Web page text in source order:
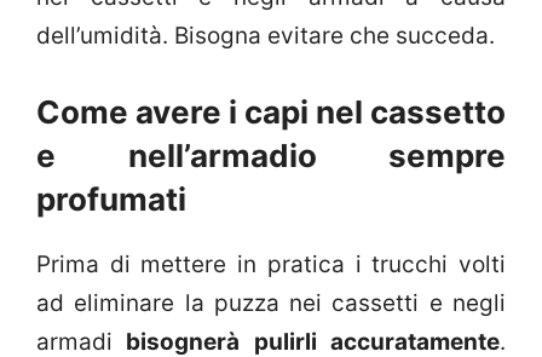
dell’umidità. Bisogna evitare che succeda.
Come avere i capi nel cassetto
e nell’armadio sempre
profumati
Prima di mettere in pratica i trucchi volti
ad eliminare la puzza nei cassetti e negli
armadi bisognerà pulirli accuratamente.